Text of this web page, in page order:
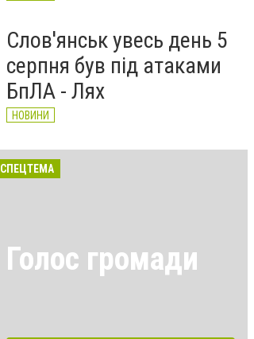
Слов'янськ увесь день 5
серпня був під атаками
БпЛА - Лях
НОВИНИ
СПЕЦТЕМА
Голос громади